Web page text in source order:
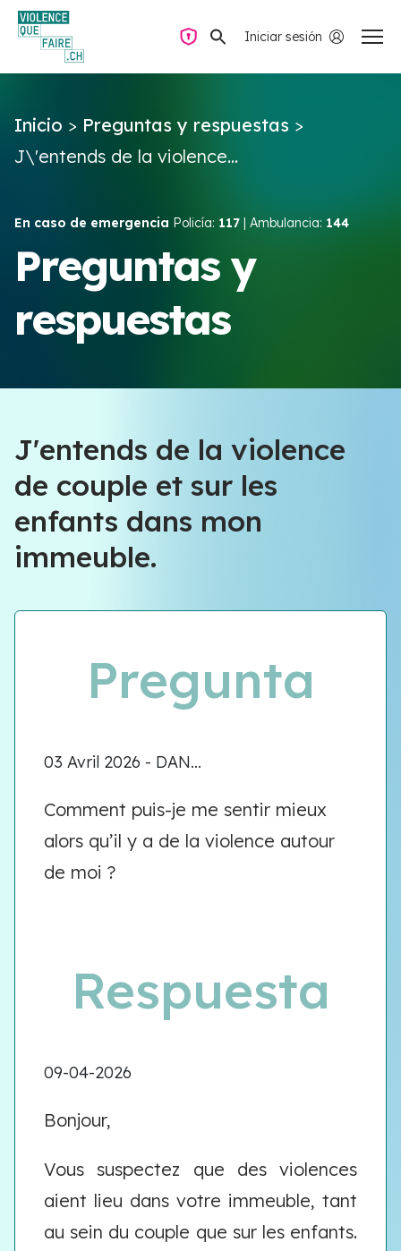
Iniciar sesión
Preguntas y respuestas
Violencia de pareja
Recursos y campañas
Navegación privada
Inicio > Preguntas y respuestas >
J\'entends de la violence...
En caso de emergencia Policía: 117 | Ambulancia: 144
Preguntas y
respuestas
J'entends de la violence
de couple et sur les
enfants dans mon
immeuble.
Pregunta
03 Avril 2026 - DAN...
Comment puis-je me sentir mieux
alors qu’il y a de la violence autour
de moi ?
Respuesta
09-04-2026
Bonjour,
Vous suspectez que des violences
aient lieu dans votre immeuble, tant
au sein du couple que sur les enfants.